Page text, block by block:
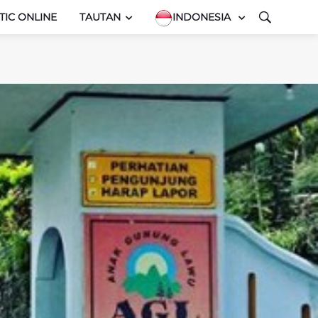
TIC ONLINE TAUTAN INDONESIA